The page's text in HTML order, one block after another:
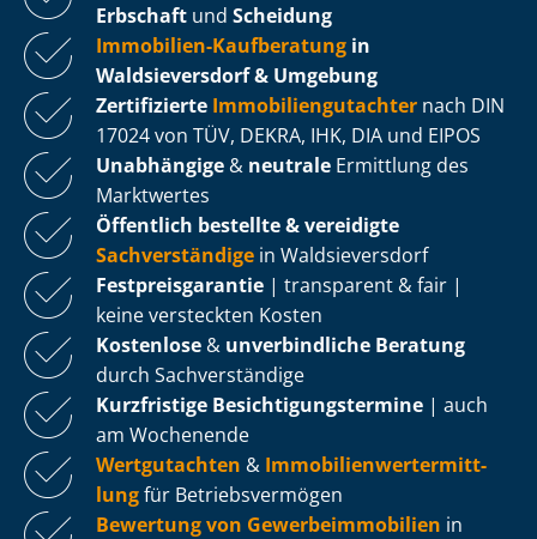
Erbschaft und Scheidung
Immobilien-Kaufberatung in
Waldsieversdorf & Umgebung
Zertifizierte Im­mo­bi­li­en­gut­ach­ter nach DIN
17024 von TÜV, DEKRA, IHK, DIA und EIPOS
Unabhängige & neutrale Ermittlung des
Marktwertes
Öffentlich bestellte & vereidigte
Sachverständige in Waldsieversdorf
Fest­preis­ga­ran­tie | transparent & fair |
keine versteckten Kosten
Kostenlose & unverbindliche Beratung
durch Sachverständige
Kurzfristige Be­sich­ti­gungs­ter­mi­ne | auch
am Wochenende
Wertgutachten & Im­mo­bi­li­en­wert­ermitt­
lungfür Be­triebs­ver­mö­gen
Bewertung von Ge­wer­be­im­mo­bi­li­en in